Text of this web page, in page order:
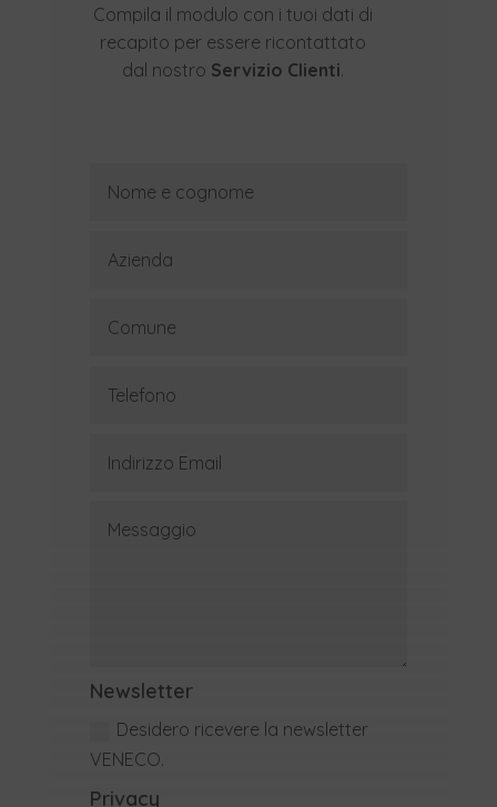
Compila il modulo con i tuoi dati di
recapito per essere ricontattato
dal nostro Servizio Clienti.
Newsletter
Desidero ricevere la newsletter
VENECO.
Privacy